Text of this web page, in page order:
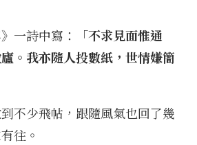
一詩中寫：「不求見面惟通
。我亦隨人投數紙，世情嫌簡
不少飛帖，跟隨風氣也回了幾
往。